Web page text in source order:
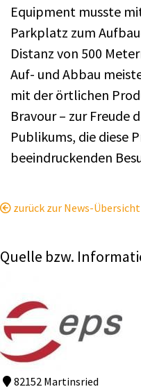
Equipment musste
Parkplatz zum
Distanz von 500
Auf- und Abbau
mit der örtlichen
Bravour – zur Freude
Publikums, die diese
beeindruckenden
zurück zur News-Übersicht
Quelle bzw.
82152 Martinsried